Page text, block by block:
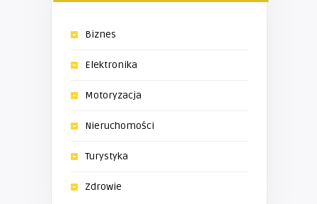
Biznes
Elektronika
Motoryzacja
Nieruchomości
Turystyka
Zdrowie